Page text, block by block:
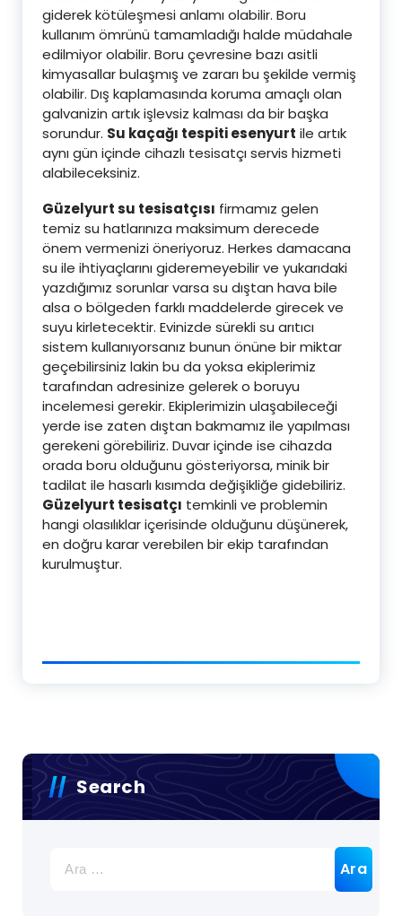
giderek kötüleşmesi anlamı olabilir. Boru
kullanım ömrünü tamamladığı halde müdahale
edilmiyor olabilir. Boru çevresine bazı asitli
kimyasallar bulaşmış ve zararı bu şekilde vermiş
olabilir. Dış kaplamasında koruma amaçlı olan
galvanizin artık işlevsiz kalması da bir başka
sorundur. Su kaçağı tespiti esenyurt ile artık
aynı gün içinde cihazlı tesisatçı servis hizmeti
alabileceksiniz.
Güzelyurt su tesisatçısı firmamız gelen
temiz su hatlarınıza maksimum derecede
önem vermenizi öneriyoruz. Herkes damacana
su ile ihtiyaçlarını gideremeyebilir ve yukarıdaki
yazdığımız sorunlar varsa su dıştan hava bile
alsa o bölgeden farklı maddelerde girecek ve
suyu kirletecektir. Evinizde sürekli su arıtıcı
sistem kullanıyorsanız bunun önüne bir miktar
geçebilirsiniz lakin bu da yoksa ekiplerimiz
tarafından adresinize gelerek o boruyu
incelemesi gerekir. Ekiplerimizin ulaşabileceği
yerde ise zaten dıştan bakmamız ile yapılması
gerekeni görebiliriz. Duvar içinde ise cihazda
orada boru olduğunu gösteriyorsa, minik bir
tadilat ile hasarlı kısımda değişikliğe gidebiliriz.
Güzelyurt tesisatçı temkinli ve problemin
hangi olasılıklar içerisinde olduğunu düşünerek,
en doğru karar verebilen bir ekip tarafından
kurulmuştur.
Search